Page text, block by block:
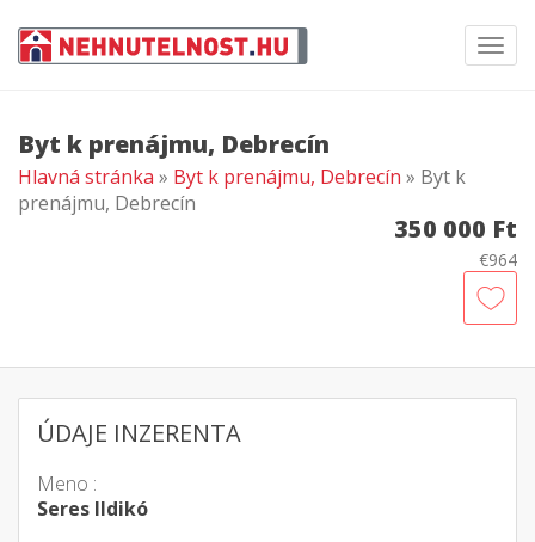
Byt k prenájmu, Debrecín
Hlavná stránka » Byt k prenájmu, Debrecín » Byt k
prenájmu, Debrecín
350 000 Ft
€964
ÚDAJE INZERENTA
Meno :
Seres Ildikó